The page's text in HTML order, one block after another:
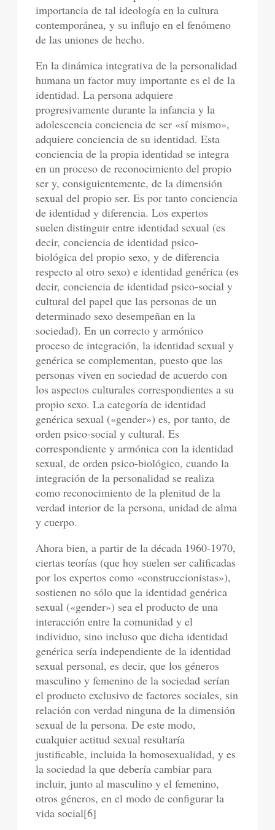
importancia de tal ideología en la cultura
contemporánea, y su influjo en el fenómeno
de las uniones de hecho.
En la dinámica integrativa de la personalidad
humana un factor muy importante es el de la
identidad. La persona adquiere
progresivamente durante la infancia y la
adolescencia conciencia de ser «sí mismo»,
adquiere conciencia de su identidad. Esta
conciencia de la propia identidad se integra
en un proceso de reconocimiento del propio
ser y, consiguientemente, de la dimensión
sexual del propio ser. Es por tanto conciencia
de identidad y diferencia. Los expertos
suelen distinguir entre identidad sexual (es
decir, conciencia de identidad psico-
biológica del propio sexo, y de diferencia
respecto al otro sexo) e identidad genérica (es
decir, conciencia de identidad psico-social y
cultural del papel que las personas de un
determinado sexo desempeñan en la
sociedad). En un correcto y armónico
proceso de integración, la identidad sexual y
genérica se complementan, puesto que las
personas viven en sociedad de acuerdo con
los aspectos culturales correspondientes a su
propio sexo. La categoría de identidad
genérica sexual («gender») es, por tanto, de
orden psico-social y cultural. Es
correspondiente y armónica con la identidad
sexual, de orden psico-biológico, cuando la
integración de la personalidad se realiza
como reconocimiento de la plenitud de la
verdad interior de la persona, unidad de alma
y cuerpo.
Ahora bien, a partir de la década 1960-1970,
ciertas teorías (que hoy suelen ser calificadas
por los expertos como «construccionistas»),
sostienen no sólo que la identidad genérica
sexual («gender») sea el producto de una
interacción entre la comunidad y el
individuo, sino incluso que dicha identidad
genérica sería independiente de la identidad
sexual personal, es decir, que los géneros
masculino y femenino de la sociedad serían
el producto exclusivo de factores sociales, sin
relación con verdad ninguna de la dimensión
sexual de la persona. De este modo,
cualquier actitud sexual resultaría
justificable, incluida la homosexualidad, y es
la sociedad la que debería cambiar para
incluir, junto al masculino y el femenino,
otros géneros, en el modo de configurar la
vida social[6]